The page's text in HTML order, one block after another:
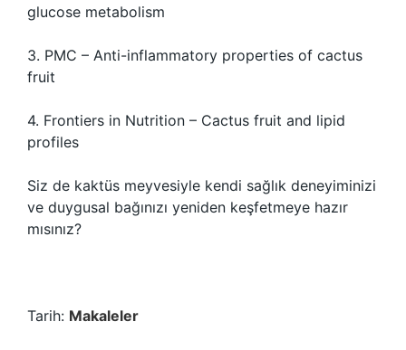
glucose metabolism
3. PMC – Anti-inflammatory properties of cactus
fruit
4. Frontiers in Nutrition – Cactus fruit and lipid
profiles
Siz de kaktüs meyvesiyle kendi sağlık deneyiminizi
ve duygusal bağınızı yeniden keşfetmeye hazır
mısınız?
Tarih: Makaleler